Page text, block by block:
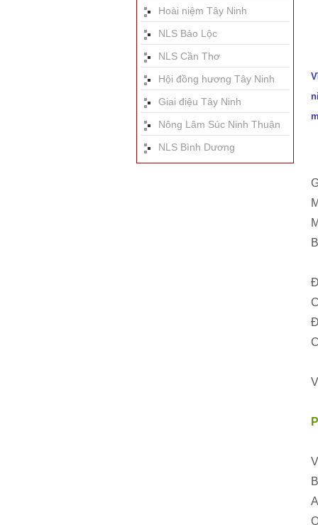
Hoài niệm Tây Ninh
NLS Bảo Lộc
NLS Cần Thơ
Hội đồng hương Tây Ninh
Giai điệu Tây Ninh
Nông Lâm Súc Ninh Thuận
NLS Bình Dương